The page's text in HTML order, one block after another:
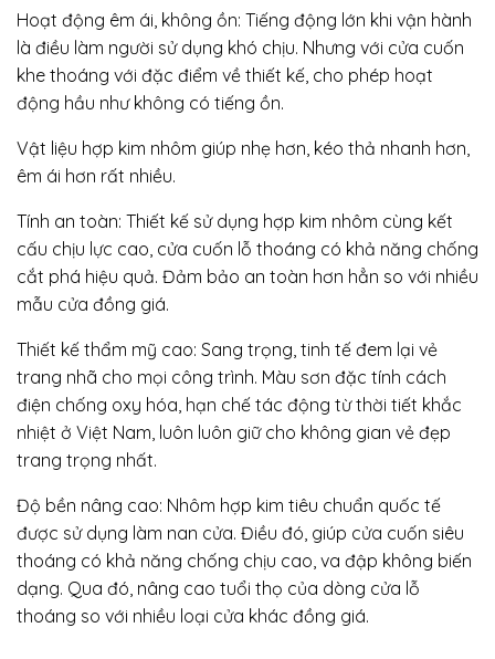
Hoạt động êm ái, không ồn: Tiếng động lớn khi vận hành
là điều làm người sử dụng khó chịu. Nhưng với cửa cuốn
khe thoáng với đặc điểm về thiết kế, cho phép hoạt
động hầu như không có tiếng ồn.
Vật liệu hợp kim nhôm giúp nhẹ hơn, kéo thả nhanh hơn,
êm ái hơn rất nhiều.
Tính an toàn: Thiết kế sử dụng hợp kim nhôm cùng kết
cấu chịu lực cao, cửa cuốn lỗ thoáng có khả năng chống
cắt phá hiệu quả. Đảm bảo an toàn hơn hẳn so với nhiều
mẫu cửa đồng giá.
Thiết kế thẩm mỹ cao: Sang trọng, tinh tế đem lại vẻ
trang nhã cho mọi công trình. Màu sơn đặc tính cách
điện chống oxy hóa, hạn chế tác động từ thời tiết khắc
nhiệt ở Việt Nam, luôn luôn giữ cho không gian vẻ đẹp
trang trọng nhất.
Độ bền nâng cao: Nhôm hợp kim tiêu chuẩn quốc tế
được sử dụng làm nan cửa. Điều đó, giúp cửa cuốn siêu
thoáng có khả năng chống chịu cao, va đập không biến
dạng. Qua đó, nâng cao tuổi thọ của dòng cửa lỗ
thoáng so với nhiều loại cửa khác đồng giá.